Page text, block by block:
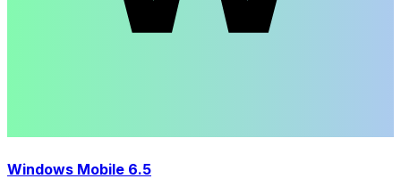
Windows Mobile 6.5